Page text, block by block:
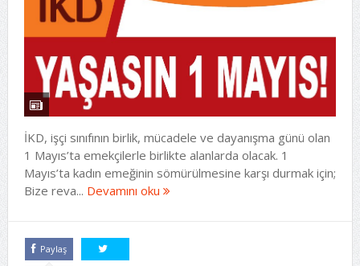
İKD, işçi sınıfının birlik, mücadele ve dayanışma günü olan
1 Mayıs’ta emekçilerle birlikte alanlarda olacak. 1
Mayıs’ta kadın emeğinin sömürülmesine karşı durmak için;
Bize reva... Devamını oku
Paylaş